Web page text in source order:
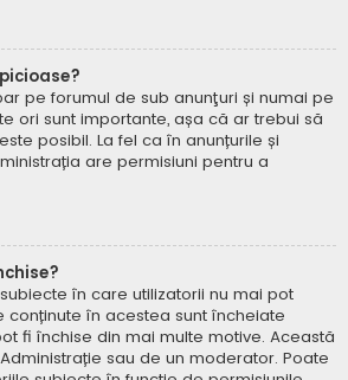
pe forumul de sub anunţuri și numai pe
ori sunt importante, așa că ar trebui să
posibil. La fel ca în anunțurile și
are permisiuni pentru a
în care utilizatorii nu mai pot
conținute în acestea sunt încheiate
fi închise din mai multe motive. Această
sau de un moderator. Poate